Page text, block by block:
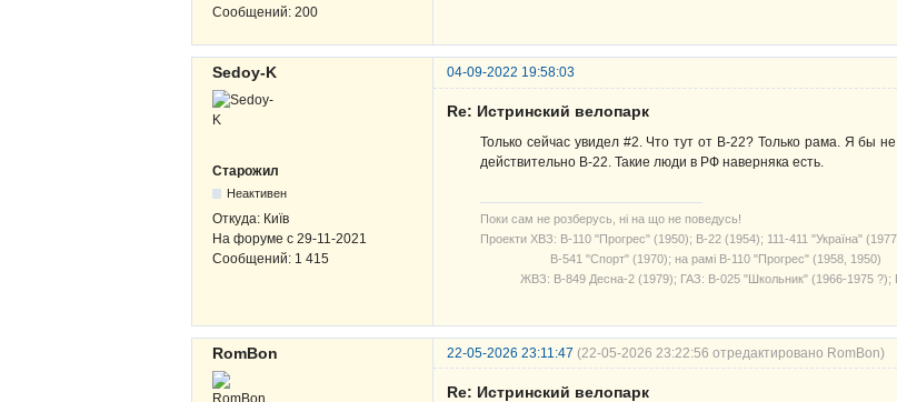
Сообщений: 200
Sedoy-K 04-09-2022 19:58:03
Старожил
Неактивен
Откуда: Київ
На форуме с 29-11-2021
Сообщений: 1 415
Re: Истринский велопарк
Только сейчас увидел #2. Что тут от В-22? Только рама. Я бы
действительно В-22. Такие люди в РФ наверняка есть.
Поки сам не розберусь, ні на що не поведусь!
Проекти ХВЗ: В-110 "Прогрес" (1950); В-22 (1954); 111-411 "Україна"
В-541 "Спорт" (1970); на рамі В-110 "Прогрес" (1958, 1950)
ЖВЗ: В-849 Десна-2 (1979); ГАЗ: В-025 "Школьник" (1966-1975 ?);
RomBon 22-05-2026 23:11:47 (22-05-2026 23:22:56 отредактировано RomBon)
Re: Истринский велопарк